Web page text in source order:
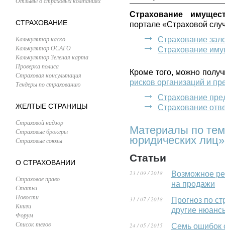
СТРАХОВАНИЕ
Калькулятор каско
Калькулятор ОСАГО
Калькулятор Зеленая карта
Проверка полиса
Страховая консультация
Тендеры по страхованию
ЖЕЛТЫЕ СТРАНИЦЫ
Страховой надзор
Страховые брокеры
Страховые союзы
О СТРАХОВАНИИ
Страховое право
Статьи
Новости
Книги
Форум
Список тегов
Страхование
портале «Страховой
Страхование
Страхование
Кроме того, можно
рисков организаций и
Страхование
Страхование
Материалы по
юридических
Статьи
23 / 09 / 2018
Возможное
на продажи
31 / 07 / 2018
Прогноз по
другие
24 / 05 / 2015
Семь ошибок